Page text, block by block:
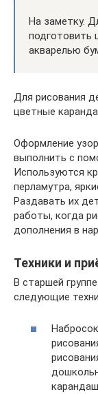
На заметку.
подготовить
акварелью
Для рисования
цветные
Оформление
выполнить с
Используются
перламутра,
Раздавать их
работы, когда
дополнения в
Техники и
В старшей
следующие